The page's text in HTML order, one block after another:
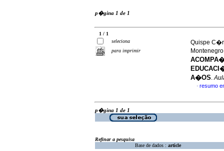
p�gina 1 de 1
1 / 1
seleciona
para imprimir
Quispe
A�OS.
· resumo
p�gina 1 de 1
Refinar a pesquisa
Base de dados : article